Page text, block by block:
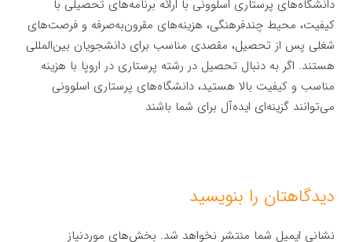
دانشگاه‌های پرستاری اسلوونی با ارائه برنامه‌های تحصیلی با
کیفیت، محیط چندفرهنگی، هزینه‌های مقرون‌به‌صرفه و فرصت‌های
شغلی پس از تحصیل، مقصدی مناسب برای دانشجویان بین‌المللی
هستند. اگر به دنبال تحصیل در رشته پرستاری در اروپا با هزینه
مناسب و کیفیت بالا هستید، دانشگاه‌های پرستاری اسلوونی
می‌توانند گزینه‌ای ایده‌آل برای شما باشند
دیدگاهتان را بنویسید
نشانی ایمیل شما منتشر نخواهد شد. بخش‌های موردنیاز